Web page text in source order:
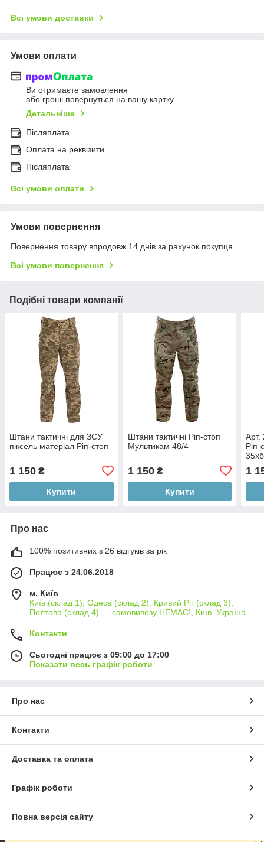
Всі умови доставки
Умови оплати
Ви отримаєте замовлення
або гроші повернуться на вашу картку
Детальніше
Післяплата
Оплата на реквізити
Післяплата
Всі умови оплати
Умови повернення
Повернення товару впродовж 14 днів за рахунок покупця
Всі умови повернення
Подібні товари компанії
Штани тактичні для ЗСУ
піксель матеріал Ріп-стоп
1 150 ₴
Купити
Штани тактичні Ріп-стоп
Мультикам 48/4
1 150₴
Купити
Арт.
Ріп-
1
Про нас
100% позитивних з 26 відгуків за рік
Працює з 24.06.2018
м. Київ
Київ (склад 1), Одеса (склад 2), Кривий Ріг (склад 3),
Полтава (склад 4) — самовивозу НЕМАЄ!, Київ, Україна
Контакти
Сьогодні працює з 09:00 до 17:00
Показати весь графік роботи
Про нас
Контакти
Доставка та оплата
Графік роботи
Повна версія сайту